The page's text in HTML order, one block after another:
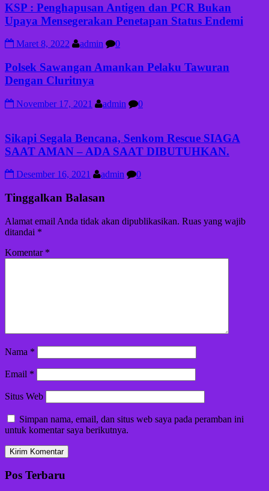
KSP : Penghapusan Antigen dan PCR Bukan
Upaya Mensegerakan Penetapan Status Endemi
Maret 8, 2022 admin 0
Polsek Sawangan Amankan Pelaku Tawuran
Dengan Cluritnya
November 17, 2021 admin 0
Sikapi Segala Bencana, Senkom Rescue SIAGA
SAAT AMAN – ADA SAAT DIBUTUHKAN.
Desember 16, 2021 admin 0
Tinggalkan Balasan
Alamat email Anda tidak akan dipublikasikan. Ruas yang wajib
ditandai *
Komentar *
Nama *
Email *
Situs Web
Simpan nama, email, dan situs web saya pada peramban ini
untuk komentar saya berikutnya.
Pos Terbaru